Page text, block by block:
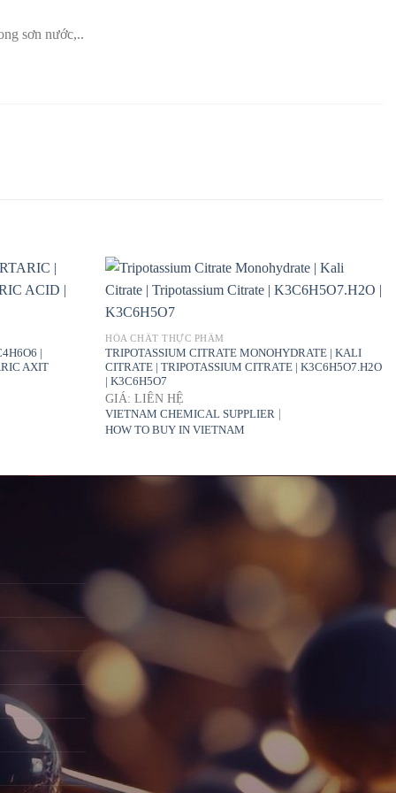
sơn nước,..
|
AXIT
HÓA CHẤT THỰC PHẨM
TRIPOTASSIUM CITRATE MONOHYDRATE | KALI
CITRATE | TRIPOTASSIUM CITRATE | K3C6H5O7.H2O
| K3C6H5O7
GIÁ: LIÊN HỆ
VIETNAM CHEMICAL SUPPLIER |
HOW TO BUY IN VIETNAM